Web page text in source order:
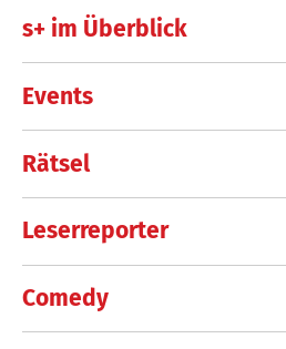
s+ im Überblick
Events
Rätsel
Leserreporter
Comedy